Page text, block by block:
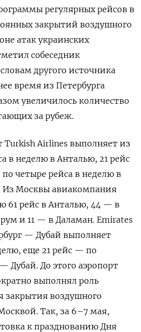
регулярных рейсов в
закрытий воздушного
атак украинских
собеседник
другого источника
время из Петербурга
увеличилось количество
за рубеж.
Turkish Airlines выполняет из
в неделю в Анталью, 21 рейс
четыре рейса в неделю в
Из Москвы авиакомпания
61 рейс в Анталью, 44 — в
и 11 — в Даламан. Emirates
— Дубай выполняет
еще 21 рейс — по
Дубай. До этого аэропорт
выполнял роль
закрытия воздушного
Так, за 6–7 мая,
к празднованию Дня